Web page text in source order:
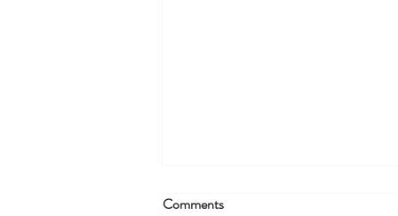
Comments